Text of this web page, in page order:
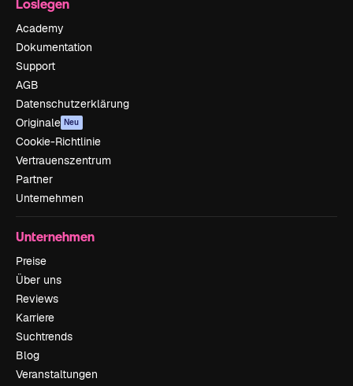
Loslegen
Academy
Dokumentation
Support
AGB
Datenschutzerklärung
Originale Neu
Cookie-Richtlinie
Vertrauenszentrum
Partner
Unternehmen
Unternehmen
Preise
Über uns
Reviews
Karriere
Suchtrends
Blog
Veranstaltungen